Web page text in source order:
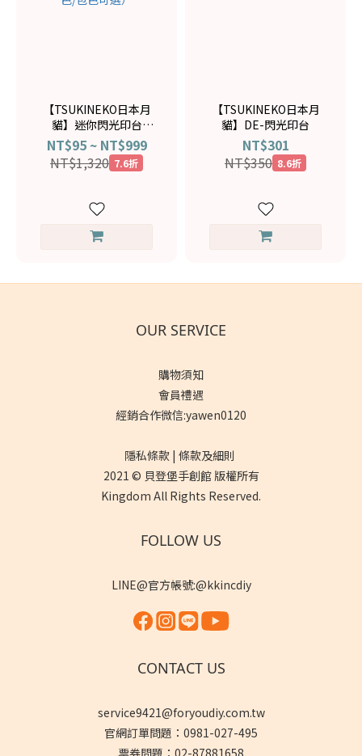
【TSUKINEKO日本月
貓】迷你閃光印台
DES（單色/包色可選）
NT$95 ~ NT$999
NT$1,320 7.6折
【TSUKINEKO日本月
貓】DE-閃光印台
NT$301
NT$350 8.6折
OUR SERVICE
購物須知
會員禮遇
經銷合作微信:yawen0120
隱私條款 | 條款及細則
2021 © 貝登堡手創館 版權所有
Kingdom All Rights Reserved.
FOLLOW US
LINE@官方帳號:@kkincdiy
CONTACT US
service9421@foryoudiy.com.tw
官網訂單問題：0981-027-495
票券問題：02-87881658